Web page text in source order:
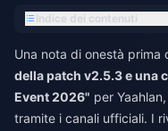
Indice dei contenuti
Una nota di onestà prima
della patch v2.5.3 e una
Event 2026" per
tramite i canali ufficiali. I